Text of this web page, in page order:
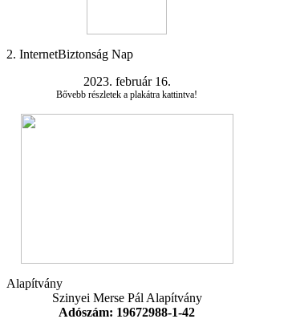
2. InternetBiztonság Nap
2023. február 16.
Bővebb részletek a plakátra kattintva!
Alapítvány
Szinyei Merse Pál Alapítvány
Adószám: 19672988-1-42